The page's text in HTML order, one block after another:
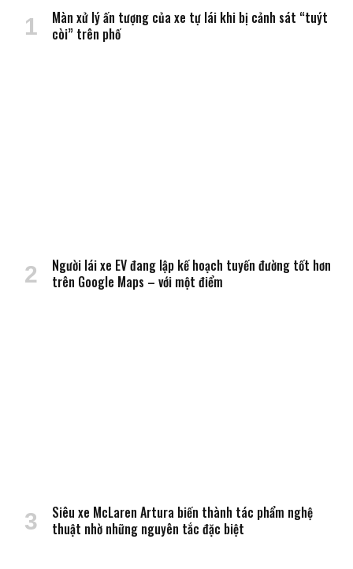
Màn xử lý ấn tượng của xe tự lái khi bị cảnh sát “tuýt
còi” trên phố
Người lái xe EV đang lập kế hoạch tuyến đường tốt hơn
trên Google Maps – với một điểm
Siêu xe McLaren Artura biến thành tác phẩm nghệ
thuật nhờ những nguyên tắc đặc biệt